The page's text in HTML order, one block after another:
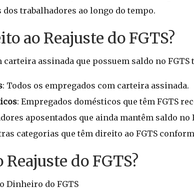
dos trabalhadores ao longo do tempo.
ao Reajuste do FGTS?
carteira assinada que possuem saldo no
: Todos os empregados com carteira assinada.
: Empregados domésticos que têm FGTS
aposentados que ainda mantêm saldo no
categorias que têm direito ao FGTS
do FGTS?
Dinheiro do FGTS